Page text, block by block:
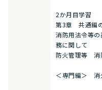
2か月目学習
第3章 共通編の
消防用法令等
務に関して
防火管理等 消
＜専門編＞ 消